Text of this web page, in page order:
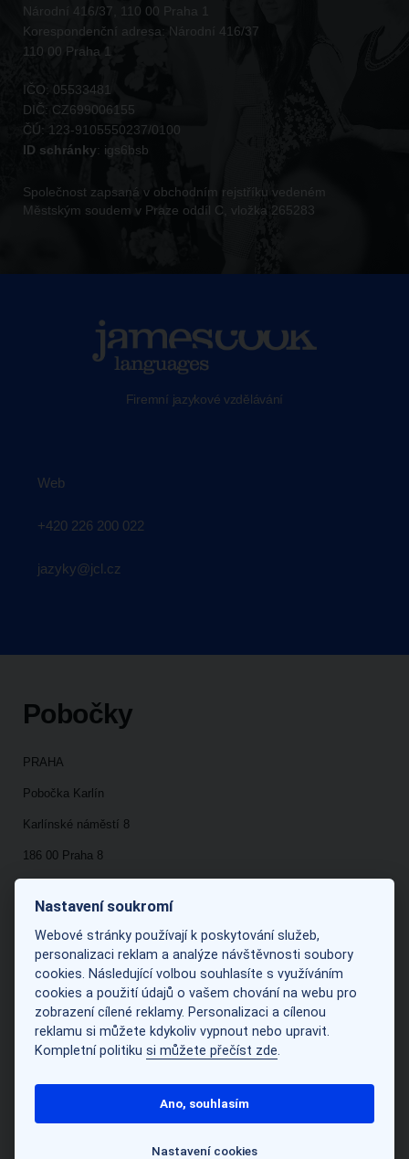
Národní 416/37, 110 00 Praha 1
Korespondenční adresa: Národní 416/37
110 00 Praha 1
IČO: 05533481
DIČ: CZ699006155
ČÚ: 123-9105550237/0100
ID schránky: igs6bsb
Společnost zapsaná v obchodním rejstříku vedeném
Městským soudem v Praze oddíl C, vložka 265283
Firemní jazykové vzdělávání
Web
+420 226 200 022
jazyky@jcl.cz
Pobočky
PRAHA
Pobočka Karlín
Karlínské náměstí 8
186 00 Praha 8
PRAHA
Pobočka Národní
Národní 416/37
110 00 Praha 1
Nastavení soukromí
Webové stránky používají k poskytování služeb,
personalizaci reklam a analýze návštěvnosti soubory
cookies. Následující volbou souhlasíte s využíváním
cookies a použití údajů o vašem chování na webu pro
zobrazení cílené reklamy. Personalizaci a cílenou
reklamu si můžete kdykoliv vypnout nebo upravit.
Kompletní politikusi můžete přečíst zde.
Ano, souhlasím
Nastavení cookies